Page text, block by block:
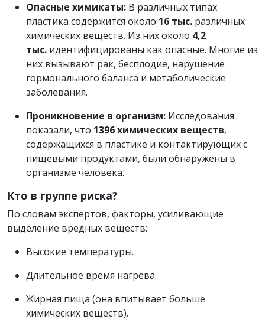
Опасные химикаты: В различных типах
пластика содержится около 16 тыс. различных
химических веществ. Из них около 4,2
тыс. идентифицированы как опасные. Многие из
них вызывают рак, бесплодие, нарушение
гормонального баланса и метаболические
заболевания.
Проникновение в организм: Исследования
показали, что 1396 химических веществ,
содержащихся в пластике и контактирующих с
пищевыми продуктами, были обнаружены в
организме человека.
Кто в группе риска?
По словам экспертов, факторы, усиливающие
выделение вредных веществ:
Высокие температуры.
Длительное время нагрева.
Жирная пища (она впитывает больше
химических веществ).